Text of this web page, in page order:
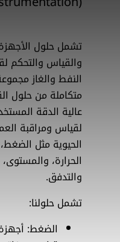
تشمل حلول
والقياس والتحكم
النفط والغاز
متكاملة من حلول
عالية الدقة
لقياس ومراقبة
الحيوية مثل
الحرارة، والمستوى،
والتدفق.
تشمل حلولنا:
الضغط: